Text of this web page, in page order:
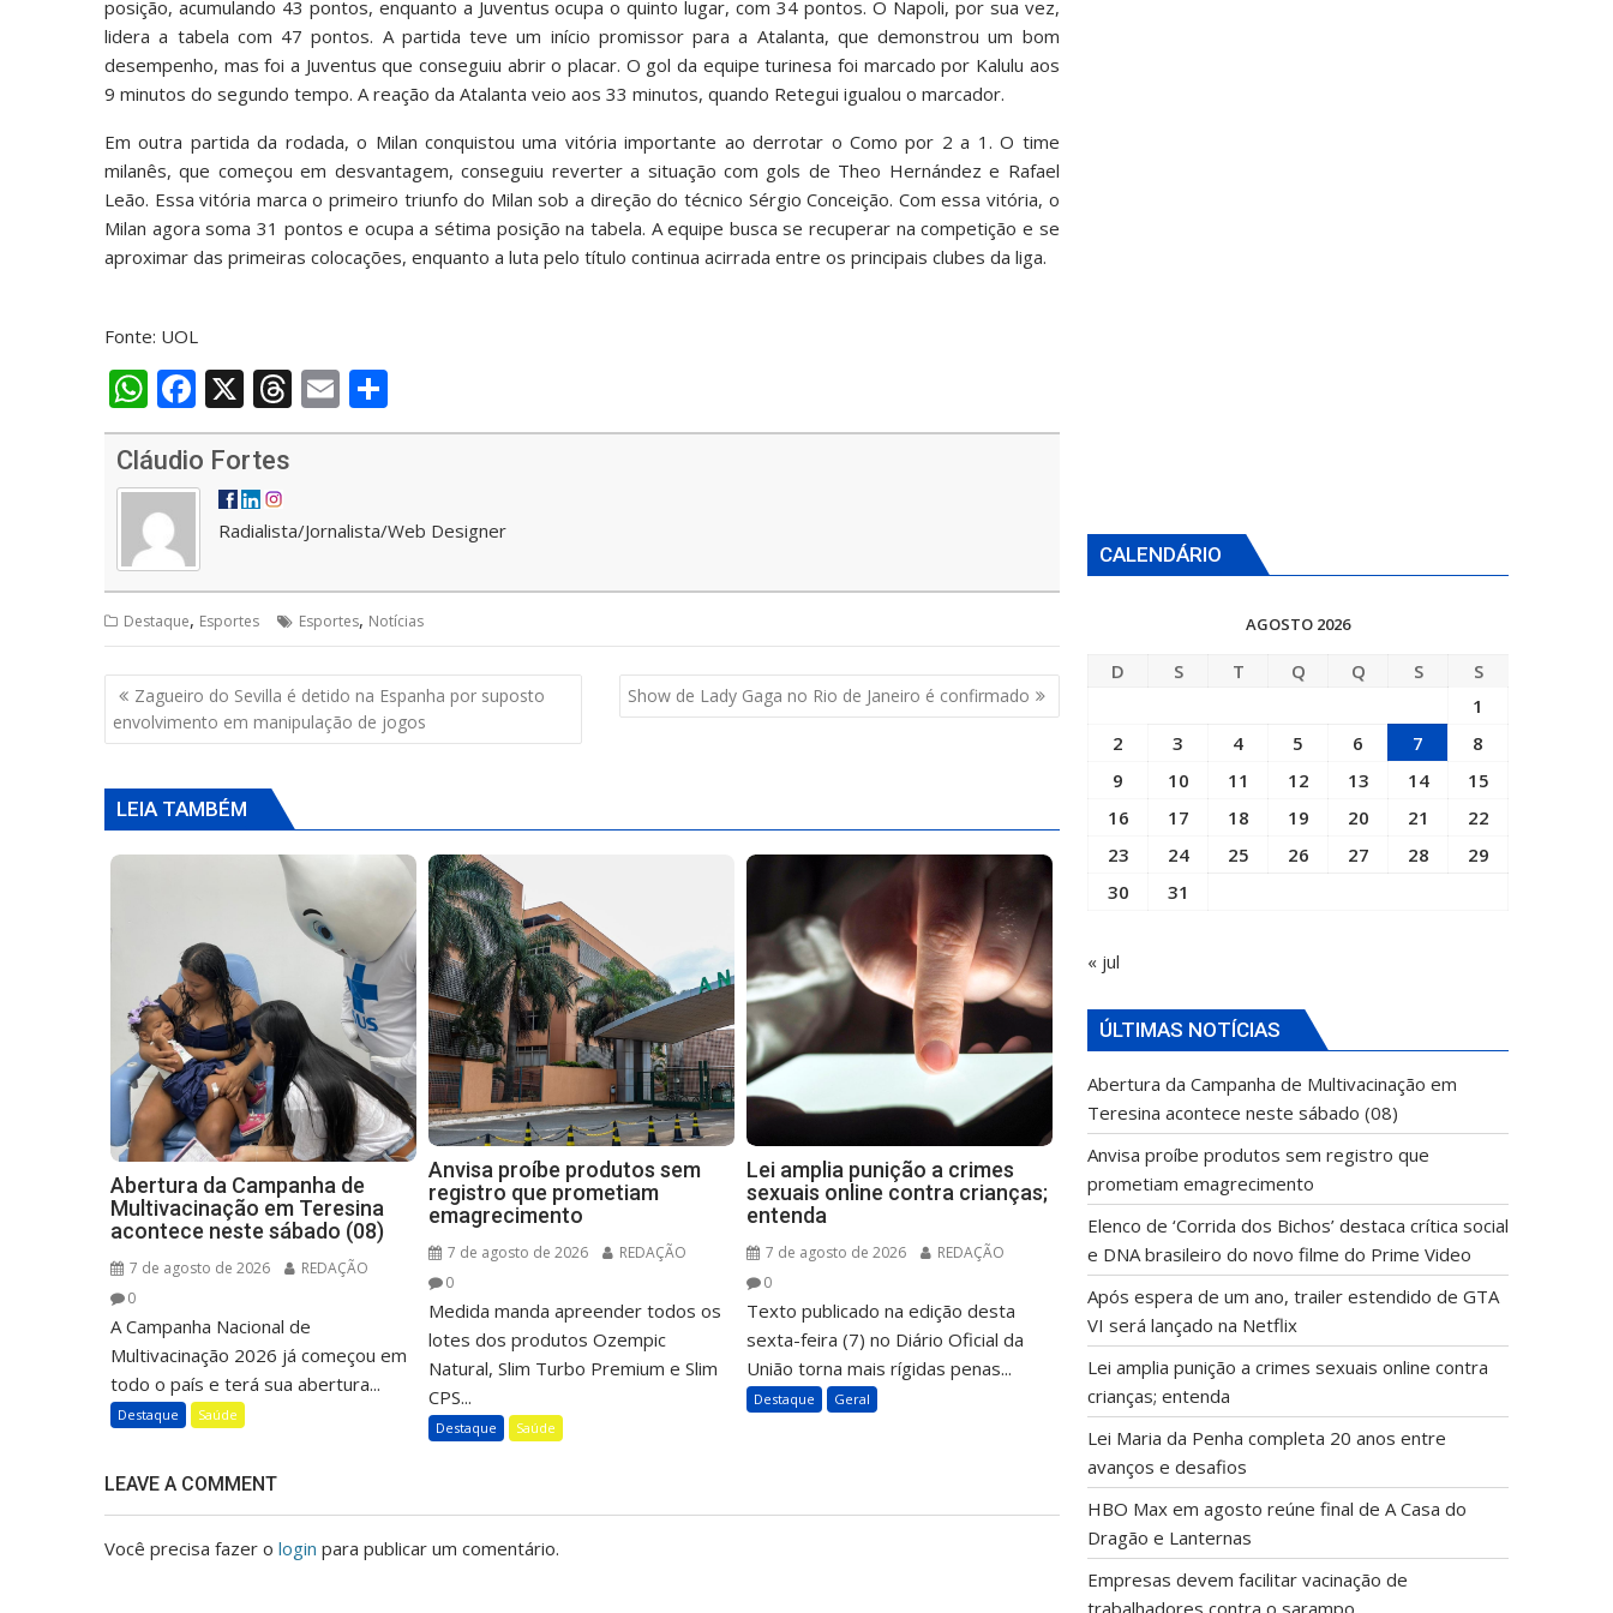
posição, acumulando 43 pontos, enquanto a Juventus ocupa o quinto lugar, com 34 pontos. O Napoli, por sua vez,
lidera a tabela com 47 pontos. A partida teve um início promissor para a Atalanta, que demonstrou um bom
desempenho, mas foi a Juventus que conseguiu abrir o placar. O gol da equipe turinesa foi marcado por Kalulu aos
9 minutos do segundo tempo. A reação da Atalanta veio aos 33 minutos, quando Retegui igualou o marcador.
Em outra partida da rodada, o Milan conquistou uma vitória importante ao derrotar o Como por 2 a 1. O time
milanês, que começou em desvantagem, conseguiu reverter a situação com gols de Theo Hernández e Rafael
Leão. Essa vitória marca o primeiro triunfo do Milan sob a direção do técnico Sérgio Conceição. Com essa vitória, o
Milan agora soma 31 pontos e ocupa a sétima posição na tabela. A equipe busca se recuperar na competição e se
aproximar das primeiras colocações, enquanto a luta pelo título continua acirrada entre os principais clubes da liga.
Fonte: UOL
W
h
at
s
A
p
p
F
ac
e
b
o
k
X T
h
d
s
E
m h
Cláudio Fortes
Radialista/Jornalista/Web Designer
Destaque, Esportes Esportes, Notícias
Navegação
de
Post
Zagueiro do Sevilla é detido na Espanha por suposto
envolvimento em manipulação de jogos
Show de Lady Gaga no Rio de Janeiro é confirmado
LEIA TAMBÉM
Abertura da Campanha de
Multivacinação em Teresina
acontece neste sábado (08)
7 de agosto de 2026
REDAÇÃO
0
A Campanha Nacional de
Multivacinação 2026 já começou em
todo o país e terá sua abertura...
Destaque Saúde
Anvisa proíbe produtos sem
registro que prometiam
emagrecimento
7 de agosto de 2026
REDAÇÃO
0
Medida manda apreender todos os
lotes dos produtos Ozempic
Natural, Slim Turbo Premium e Slim
CPS...
Destaque Saúde
Lei amplia punição a crimes
sexuais online contra crianças;
entenda
7 de agosto de 2026
REDAÇÃO
0
Texto publicado na edição desta
sexta-feira (7) no Diário Oficial da
União torna mais rígidas penas...
Destaque Geral
LEAVE A COMMENT
Você precisa fazer o login para publicar um comentário.
CALENDÁRIO
AGOSTO 2026
D S T Q Q S
S
1
2
3 4 5 6 7
8
9
10 11 12 13 14
15
16
17 18 19 20 21
22
23
24 25 26 27 28
29
30
31
« jul
ÚLTIMAS NOTÍCIAS
Abertura da Campanha de Multivacinação em
Teresina acontece neste sábado (08)
Anvisa proíbe produtos sem registro que
prometiam emagrecimento
Elenco de ‘Corrida dos Bichos’ destaca crítica social
e DNA brasileiro do novo filme do Prime Video
Após espera de um ano, trailer estendido de GTA
VI será lançado na Netflix
Lei amplia punição a crimes sexuais online contra
crianças; entenda
Lei Maria da Penha completa 20 anos entre
avanços e desafios
HBO Max em agosto reúne final de A Casa do
Dragão e Lanternas
Empresas devem facilitar vacinação de
trabalhadores contra o sarampo